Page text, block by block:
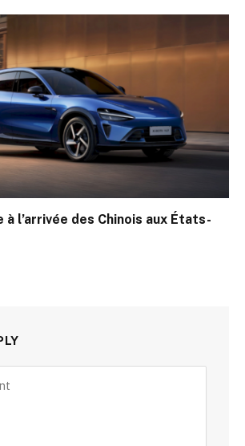
à l’arrivée des Chinois aux États-